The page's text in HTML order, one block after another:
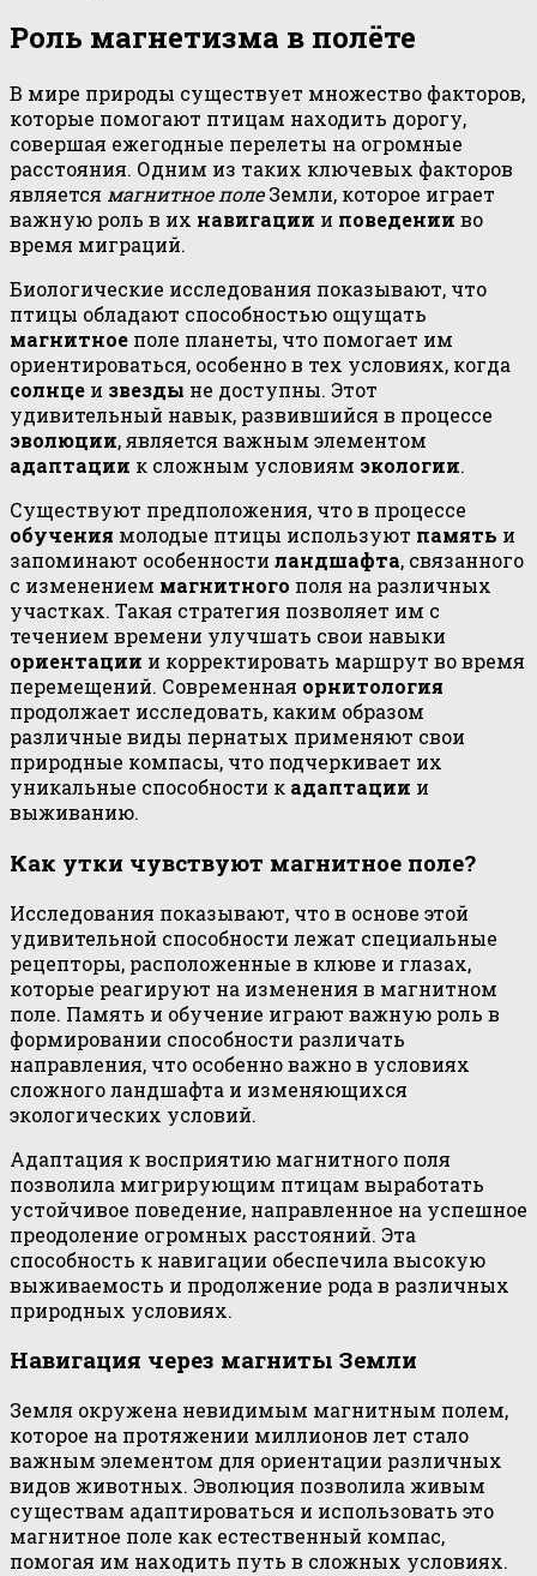
Роль магнетизма в полёте
В мире природы существует множество факторов,
которые помогают птицам находить дорогу,
совершая ежегодные перелеты на огромные
расстояния. Одним из таких ключевых факторов
является магнитное полеЗемли, которое играет
важную роль в их навигации и поведении во
время миграций.
Биологические исследования показывают, что
птицы обладают способностью ощущать
магнитное поле планеты, что помогает им
ориентироваться, особенно в тех условиях, когда
солнце и звезды не доступны. Этот
удивительный навык, развившийся в процессе
эволюции, является важным элементом
адаптации к сложным условиям экологии.
Существуют предположения, что в процессе
обучения молодые птицы используют память и
запоминают особенности ландшафта, связанного
с изменением магнитного поля на различных
участках. Такая стратегия позволяет им с
течением времени улучшать свои навыки
ориентации и корректировать маршрут во время
перемещений. Современная орнитология
продолжает исследовать, каким образом
различные виды пернатых применяют свои
природные компасы, что подчеркивает их
уникальные способности к адаптации и
выживанию.
Как утки чувствуют магнитное поле?
Исследования показывают, что в основе этой
удивительной способности лежат специальные
рецепторы, расположенные в клюве и глазах,
которые реагируют на изменения в магнитном
поле. Память и обучение играют важную роль в
формировании способности различать
направления, что особенно важно в условиях
сложного ландшафта и изменяющихся
экологических условий.
Адаптация к восприятию магнитного поля
позволила мигрирующим птицам выработать
устойчивое поведение, направленное на успешное
преодоление огромных расстояний. Эта
способность к навигации обеспечила высокую
выживаемость и продолжение рода в различных
природных условиях.
Навигация через магниты Земли
Земля окружена невидимым магнитным полем,
которое на протяжении миллионов лет стало
важным элементом для ориентации различных
видов животных. Эволюция позволила живым
существам адаптироваться и использовать это
магнитное поле как естественный компас,
помогая им находить путь в сложных условиях.